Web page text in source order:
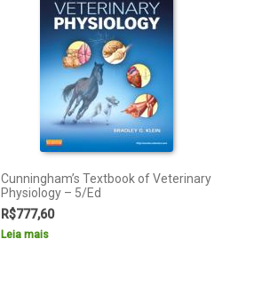
Cunningham’s Textbook of Veterinary
Physiology – 5/Ed
R$777,60
Leia mais